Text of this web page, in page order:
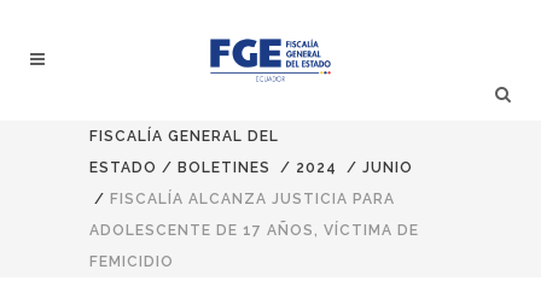
FISCALÍA GENERAL DEL
ESTADO / BOLETINES / 2024 / JUNIO
/ FISCALÍA ALCANZA JUSTICIA PARA
ADOLESCENTE DE 17 AÑOS, VÍCTIMA DE
FEMICIDIO